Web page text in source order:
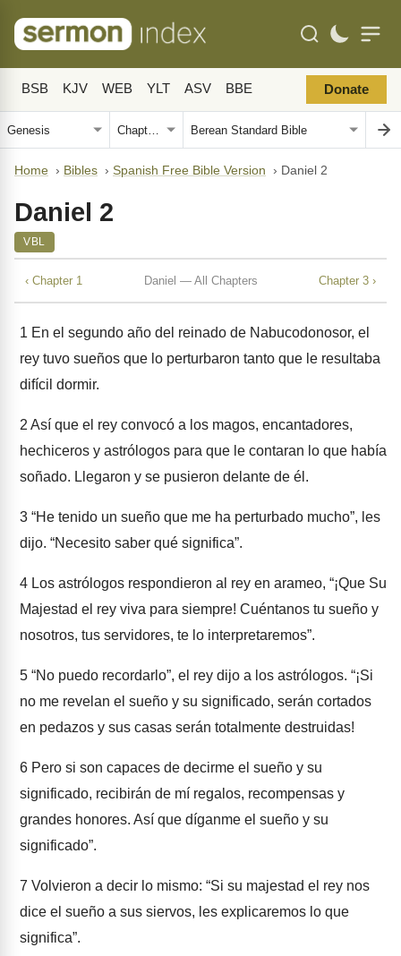
BSB KJV WEB YLT ASV BBE Donate
Home › Bibles › Spanish Free Bible Version › Daniel 2
Daniel 2
VBL
‹ Chapter 1 Daniel — All Chapters Chapter 3 ›
1 En el segundo año del reinado de Nabucodonosor, el
rey tuvo sueños que lo perturbaron tanto que le resultaba
difícil dormir.
2 Así que el rey convocó a los magos, encantadores,
hechiceros y astrólogos para que le contaran lo que había
soñado. Llegaron y se pusieron delante de él.
3 “He tenido un sueño que me ha perturbado mucho”, les
dijo. “Necesito saber qué significa”.
4 Los astrólogos respondieron al rey en arameo, “¡Que Su
Majestad el rey viva para siempre! Cuéntanos tu sueño y
nosotros, tus servidores, te lo interpretaremos”.
5 “No puedo recordarlo”, el rey dijo a los astrólogos. “¡Si
no me revelan el sueño y su significado, serán cortados
en pedazos y sus casas serán totalmente destruidas!
6 Pero si son capaces de decirme el sueño y su
significado, recibirán de mí regalos, recompensas y
grandes honores. Así que díganme el sueño y su
significado”.
7 Volvieron a decir lo mismo: “Si su majestad el rey nos
dice el sueño a sus siervos, les explicaremos lo que
significa”.